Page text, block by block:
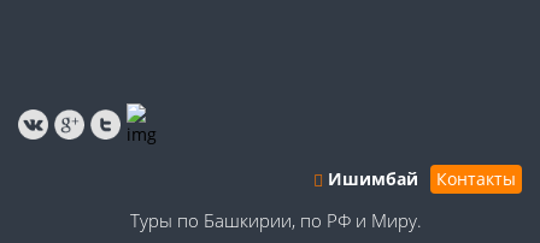
Ишимбай Контакты
Туры по Башкирии, по РФ и Миру.